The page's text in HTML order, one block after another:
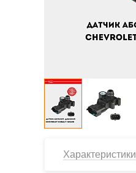
Характеристики